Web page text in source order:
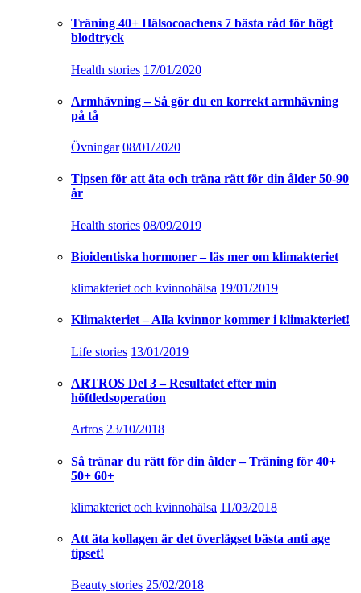
Träning 40+ Hälsocoachens 7 bästa råd för högt
blodtryck
Health stories 17/01/2020
Armhävning – Så gör du en korrekt armhävning
på tå
Övningar 08/01/2020
Tipsen för att äta och träna rätt för din ålder 50-90
år
Health stories 08/09/2019
Bioidentiska hormoner – läs mer om klimakteriet
klimakteriet och kvinnohälsa 19/01/2019
Klimakteriet – Alla kvinnor kommer i klimakteriet!
Life stories 13/01/2019
ARTROS Del 3 – Resultatet efter min
höftledsoperation
Artros 23/10/2018
Så tränar du rätt för din ålder – Träning för 40+
50+ 60+
klimakteriet och kvinnohälsa 11/03/2018
Att äta kollagen är det överlägset bästa anti age
tipset!
Beauty stories 25/02/2018